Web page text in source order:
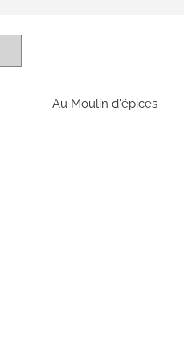
Au Moulin d'épices